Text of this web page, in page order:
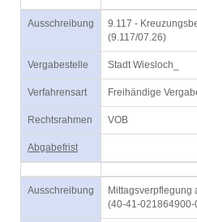
Ausschreibung
9.117 -
(9.117/07.26)
Vergabestelle Stadt Wiesloch_
Verfahrensart Freihändige
Rechtsrahmen VOB
Abgabefrist
Ausschreibung
Mittagsverpflegung
(40-41-021864900-